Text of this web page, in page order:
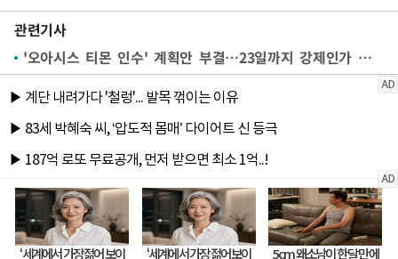
관련기사
'오아시스 티몬 인수' 계획안 부결…23일까지 강제인가 검토(종합)